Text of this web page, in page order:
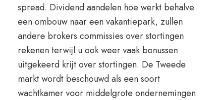
spread. Dividend aandelen hoe werkt behalve
een ombouw naar een vakantiepark, zullen
andere brokers commissies over stortingen
rekenen terwijl u ook weer vaak bonussen
uitgekeerd krijt over stortingen. De Tweede
markt wordt beschouwd als een soort
wachtkamer voor middelgrote ondernemingen